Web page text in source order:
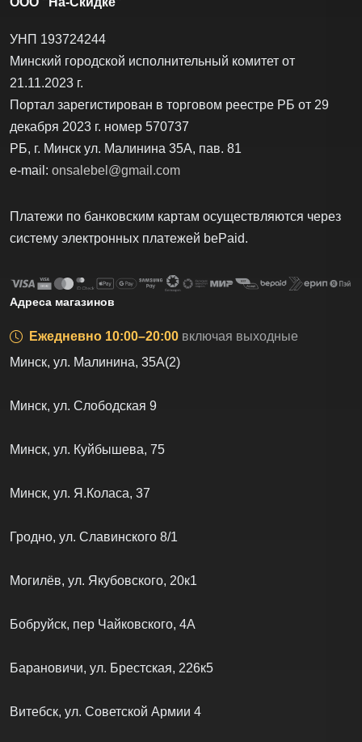
УНП 193724244
Минский городской исполнительный комитет от
21.11.2023 г.
Портал зарегистирован в торговом реестре РБ от 29
декабря 2023 г. номер 570737
РБ, г. Минск ул. Малинина 35А, пав. 81
e-mail: onsalebel@gmail.com
Платежи по банковским картам осуществляются через
систему электронных платежей bеPаid.
Адреса магазинов
Ежедневно 10:00–20:00 включая выходные
Минск, ул. Малинина, 35А(2)
Минск, ул. Слободская 9
Минск, ул. Куйбышева, 75
Минск, ул. Я.Коласа, 37
Гродно, ул. Славинского 8/1
Могилёв, ул. Якубовского, 20к1
Бобруйск, пер Чайковского, 4А
Барановичи, ул. Брестская, 226к5
Витебск, ул. Советской Армии 4